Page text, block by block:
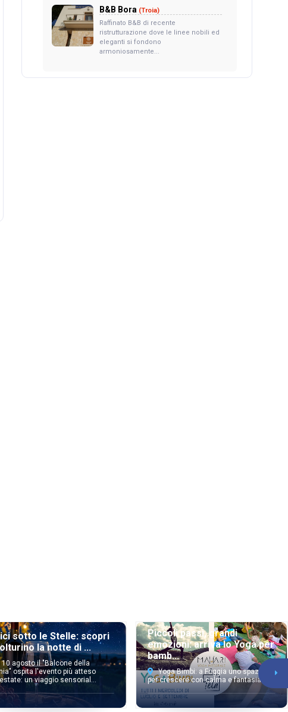
B&B Bora (Troia)
Raffinato B&B di recente
ristrutturazione dove le linee nobili ed
eleganti si fondono
armoniosamente...
sotto le Stelle: scopri
la notte di ...
10 agosto il "Balcone della
ospita l'evento più atteso
un viaggio sensorial...
Piccoli passi, grandi
emozioni: arriva lo Yoga per
bamb...
Yoga Bimbi: a Foggia uno spazio
per crescere con calma e fantasia